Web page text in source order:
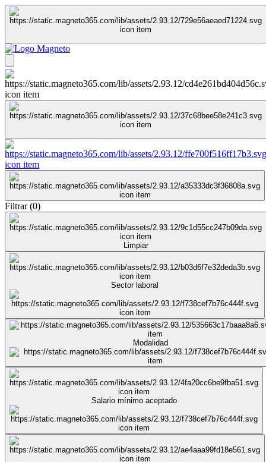
Filtrar(0)
Limpiar
Sector laboral
Modalidad
Salario mínimo aceptado